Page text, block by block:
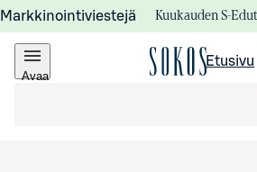
Markkinointiviestejä Kuukauden S-
Avaa
Etusivu